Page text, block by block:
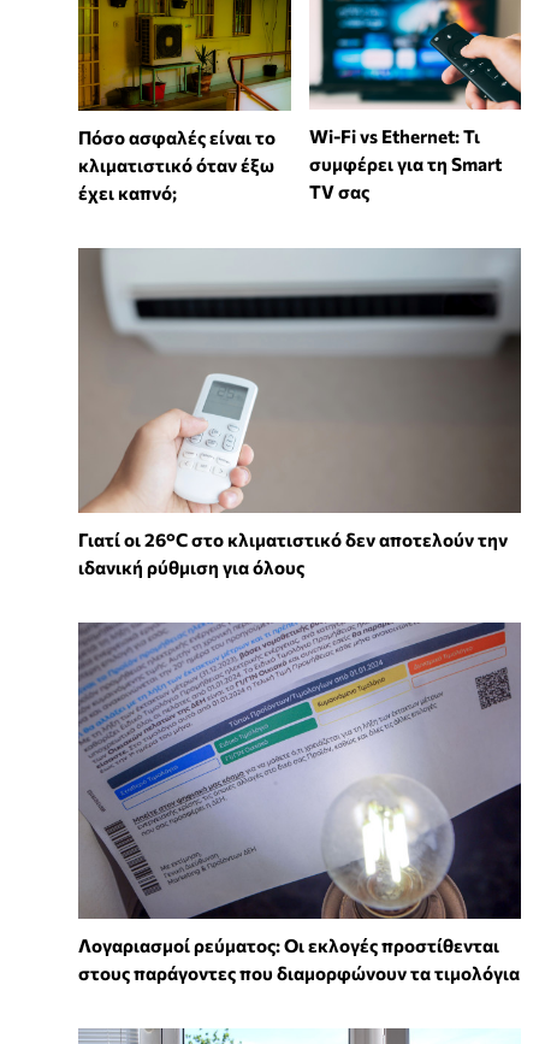
Πόσο ασφαλές είναι το
κλιματιστικό όταν έξω
έχει καπνό;
Wi-Fi vs Ethernet: Τι
συμφέρει για τη Smart
TV σας
Γιατί οι 26°C στο κλιματιστικό δεν αποτελούν την
ιδανική ρύθμιση για όλους
Λογαριασμοί ρεύματος: Οι εκλογές προστίθενται
στους παράγοντες που διαμορφώνουν τα τιμολόγια